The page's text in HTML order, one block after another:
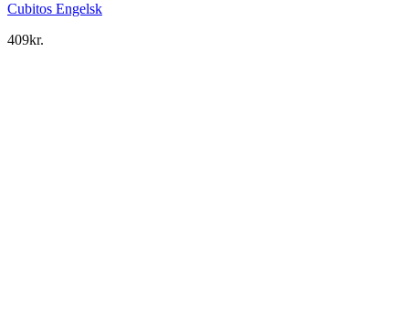
Cubitos Engelsk
409kr.